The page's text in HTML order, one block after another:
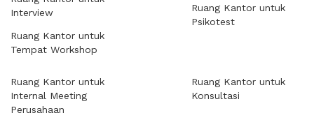
Interview
Ruang Kantor untuk
Tempat Workshop
Ruang Kantor untuk
Psikotest
Ruang Kantor untuk
Internal Meeting
Perusahaan
Ruang Kantor untuk
Konsultasi